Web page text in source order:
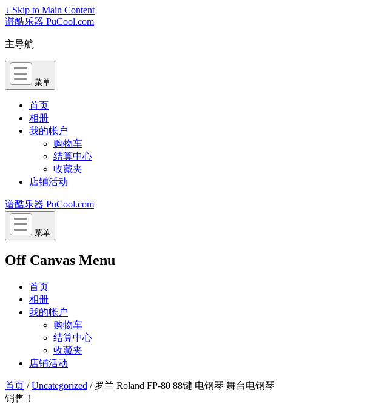
↓ Skip to Main Content
谱酷乐器 PuCool.com
主导航
菜单
首页
相册
我的帐户
购物车
结算中心
收藏夹
店铺活动
谱酷乐器 PuCool.com
菜单
Off Canvas Menu
首页
相册
我的帐户
购物车
结算中心
收藏夹
店铺活动
首页 /Uncategorized / 罗兰 Roland FP-80 88键 电钢琴 舞台电钢琴
销售！